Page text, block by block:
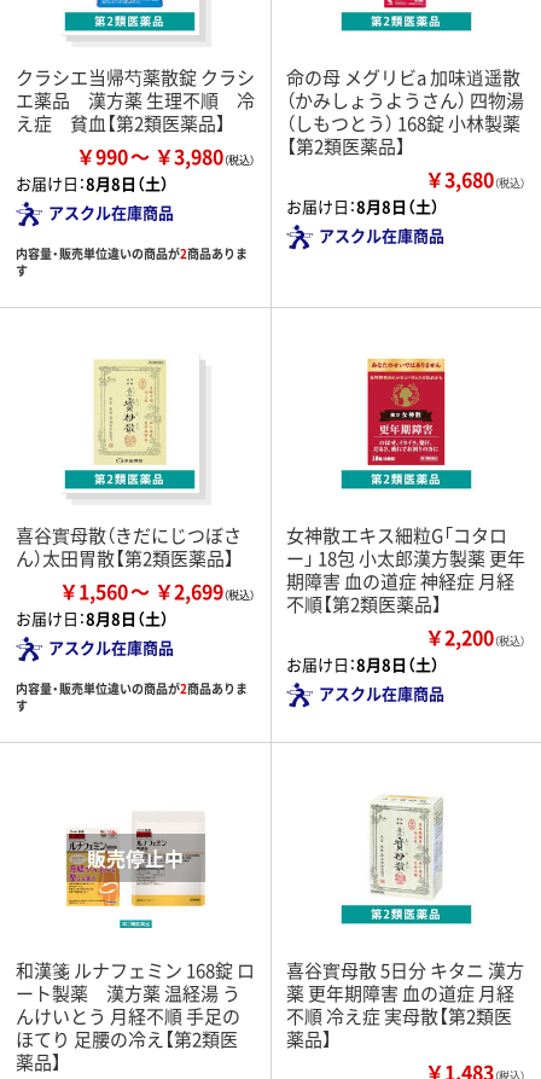
クラシエ当帰芍薬散錠 クラシ
エ薬品 漢方薬 生理不順 冷
え症 貧血【第2類医薬品】
￥990 ￥3,980
お届け日：8月8日（土）
アスクル在庫商品
内容量・販売単位違いの商品が2商品ありま
す
命の母 メグリビa 加味逍遥散
（かみしょうようさん） 四物湯
（しもつとう） 168錠 小林製薬
【第2類医薬品】
￥3,680（税込）
お届け日：8月8日（土）
アスクル在庫商品
喜谷實母散（きだにじつぼさ
ん）太田胃散【第2類医薬品】
￥1,560 ￥2,699
お届け日：8月8日（土）
アスクル在庫商品
内容量・販売単位違いの商品が2商品ありま
す
女神散エキス細粒G「コタロ
ー」 18包 小太郎漢方製薬 更年
期障害 血の道症 神経症 月経
不順【第2類医薬品】
￥2,200（税込）
お届け日：8月8日（土）
アスクル在庫商品
和漢箋 ルナフェミン 168錠 ロ
ート製薬 漢方薬 温経湯 う
んけいとう 月経不順 手足の
ほてり 足腰の冷え【第2類医
薬品】
喜谷實母散 5日分 キタニ 漢方
薬 更年期障害 血の道症 月経
不順 冷え症 実母散【第2類医
薬品】
￥1,483